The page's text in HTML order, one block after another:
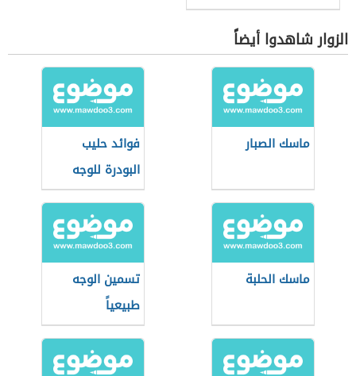
الزوار شاهدوا أيضاً
ماسك الصبار
فوائد حليب
البودرة للوجه
ماسك الحلبة
تسمين الوجه
طبيعياً